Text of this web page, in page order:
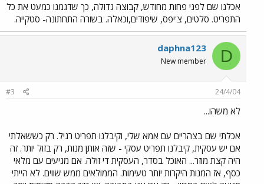
אכלנו שם לפני פחות מחודש, קבוצה גדולה, כך שדגמנו כמעט את כל
התפריט. סלטים, צ'יפס, שיפודים,וכאלה. בשורה התחתונה- סטקייה.
D
daphna123
New member
24/4/04
#3
לא משהו...
אכלתי שם בצהריים עם אמא שלי, וקיבלנו תפריט רגיל. רק כששאלתי
אם יש עסקית, קיבלנו תפריט עסקי - שזה אותן מנות, רק בזול יותר. זה
היה קצת מוזר... האוכל בסדר, העסקית די זולה. אם מגיעים עם מלאי
כסף, אז המנות היקרות יותר טעימות. הממולאים ממש שווים. לא הייתי